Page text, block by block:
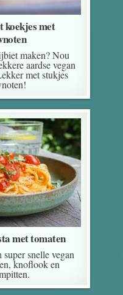
koekjes met
maken? Nou
aardse vegan
met stukjes
met tomaten
snelle vegan
knoflook en